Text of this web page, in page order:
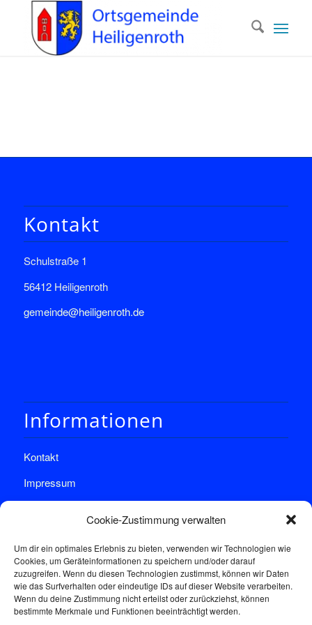
Cookie-Zustimmung verwalten
Um dir ein optimales Erlebnis zu bieten, verwenden wir Technologien wie
Cookies, um Geräteinformationen zu speichern und/oder darauf
zuzugreifen. Wenn du diesen Technologien zustimmst, können wir Daten
wie das Surfverhalten oder eindeutige IDs auf dieser Website verarbeiten.
Wenn du deine Zustimmung nicht erteilst oder zurückziehst, können
bestimmte Merkmale und Funktionen beeinträchtigt werden.
Kontakt
Schulstraße 1
56412 Heiligenroth
gemeinde@heiligenroth.de
Informationen
Kontakt
Impressum
Sprechstunde